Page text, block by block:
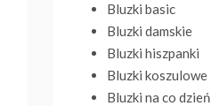
Bluzki basic
Bluzki damskie
Bluzki hiszpanki
Bluzki koszulowe
Bluzki na co dzień